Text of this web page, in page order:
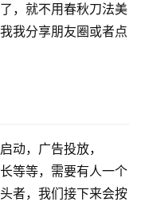
，就不用春秋刀法美
我分享朋友圈或者点
动，广告投放，
等等，需要有人一个
者，我们接下来会按